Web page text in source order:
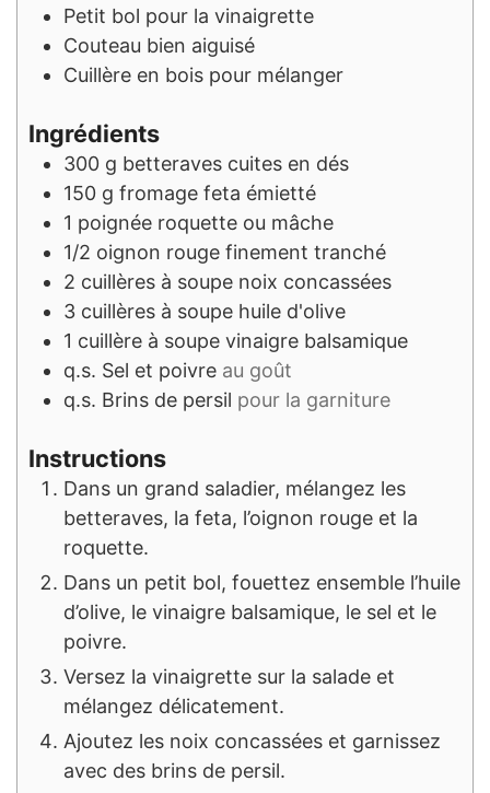
Petit bol pour la vinaigrette
Couteau bien aiguisé
Cuillère en bois pour mélanger
Ingrédients
300 g betteraves cuites en dés
150 g fromage feta émietté
1 poignée roquette ou mâche
1/2 oignon rouge finement tranché
2 cuillères à soupe noix concassées
3 cuillères à soupe huile d'olive
1 cuillère à soupe vinaigre balsamique
q.s. Sel et poivre au goût
q.s. Brins de persil pour la garniture
Instructions
Dans un grand saladier, mélangez les
betteraves, la feta, l’oignon rouge et la
roquette.
Dans un petit bol, fouettez ensemble l’huile
d’olive, le vinaigre balsamique, le sel et le
poivre.
Versez la vinaigrette sur la salade et
mélangez délicatement.
Ajoutez les noix concassées et garnissez
avec des brins de persil.